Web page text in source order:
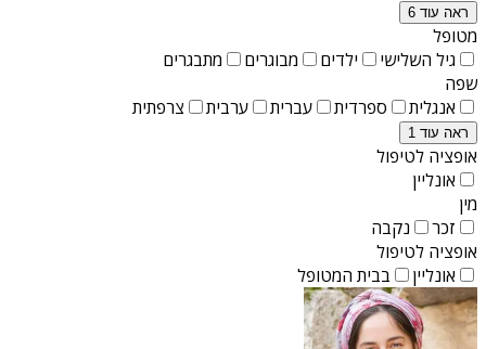
ראה עוד 6
מטופל
גיל השלישי
ילדים מבוגרים
מתבגרים
שפה
אנגלית
ספרדית עברית ערבית צרפתית
ראה עוד 1
אופציה לטיפול
אונליין
מין
זכר
נקבה
אופציה לטיפול
אונליין
בבית המטופל